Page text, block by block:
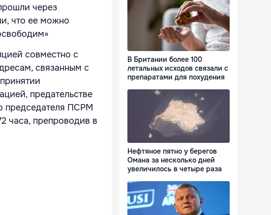
через
что ее можно
совместно с
связанным с
предательстве
председателя ПСРМ
часа, препроводив в
В Британии более 100
летальных исходов связали с
препаратами для похудения
Нефтяное пятно у берегов
Омана за несколько дней
увеличилось в четыре раза